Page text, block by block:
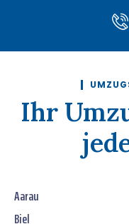
Ihr
Aarau
Biel